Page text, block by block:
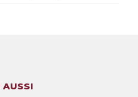
AUSSI